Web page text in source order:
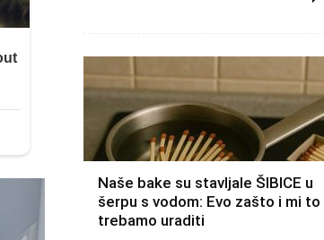
Naše bake su stavljale ŠIBICE u
šerpu s vodom: Evo zašto i mi to
trebamo uraditi